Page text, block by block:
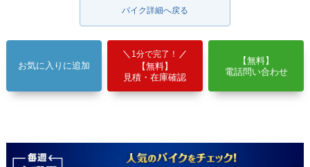
バイク詳細へ戻る
お気に入りに追加
1分で完了！
【無料】
見積・在庫確認
【無料】
電話問い合わせ